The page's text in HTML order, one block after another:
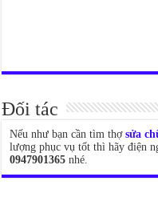
Đối tác
Nếu như bạn cần tìm thợsửa
lượng phục vụ tốt thì hãy điện
0947901365 nhé.